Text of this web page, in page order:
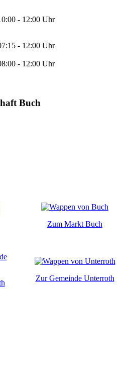
- 12:00 Uhr
- 12:00 Uhr
- 12:00 Uhr
Buch
Zum Markt Buch
Zur Gemeinde Unterroth